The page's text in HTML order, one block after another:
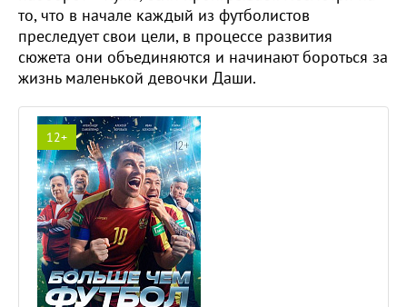
то, что в начале каждый из футболистов
преследует свои цели, в процессе развития
сюжета они объединяются и начинают бороться за
жизнь маленькой девочки Даши.
12+